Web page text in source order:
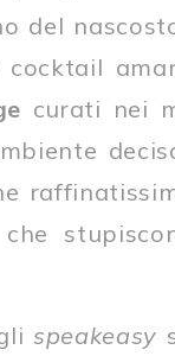
del
curati nei
che
glispeakeasy